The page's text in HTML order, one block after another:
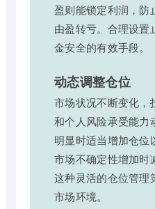
盈则能锁定利润，防
由盈转亏。合理设置
金安全的有效手段。
动态调整仓位
市场状况不断变化，
和个人风险承受能力
明显时适当增加仓位
市场不确定性增加时
这种灵活的仓位管理
市场环境。